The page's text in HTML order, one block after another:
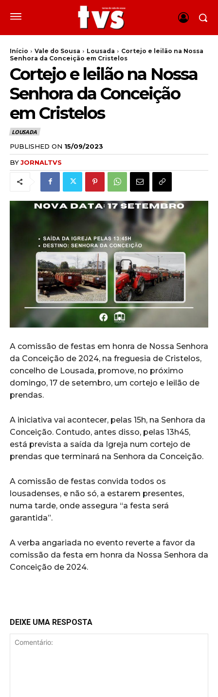
Início Vale do Sousa Lousada
Cortejo e leilão na Nossa
Senhora da Conceição em Cristelos
Cortejo e leilão na Nossa
Senhora da Conceição
em Cristelos
LOUSADA
PUBLISHED ON 15/09/2023
BYJORNALTVS
A comissão de festas em honra de Nossa Senhora
da Conceição de 2024, na freguesia de Cristelos,
concelho de Lousada, promove, no próximo
domingo, 17 de setembro, um cortejo e leilão de
prendas.
A iniciativa vai acontecer, pelas 15h, na Senhora da
Conceição. Contudo, antes disso, pelas 13h45,
está prevista a saída da Igreja num cortejo de
prendas que terminará na Senhora da Conceição.
A comissão de festas convida todos os
lousadenses, e não só, a estarem presentes,
numa tarde, onde assegura “a festa será
garantida”.
A verba angariada no evento reverte a favor da
comissão da festa em honra da Nossa Senhora da
Conceição de 2024.
DEIXE UMA RESPOSTA